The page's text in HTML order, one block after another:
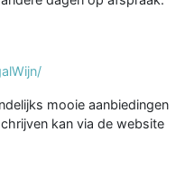
mooie aanbiedingen
kan via de website